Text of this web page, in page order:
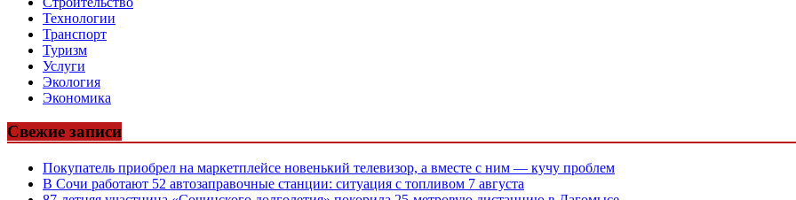
Технологии
Транспорт
Туризм
Услуги
Экология
Экономика
Свежие записи
Покупатель приобрел на маркетплейсе новенький телевизор, а вместе с ним — кучу проблем
В Сочи работают 52 автозаправочные станции: ситуация с топливом 7 августа